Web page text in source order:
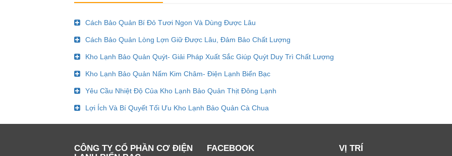
Cách Bảo Quản Bí Đỏ Tươi Ngon Và Dùng Được Lâu
Cách Bảo Quản Lòng Lợn Giữ Được Lâu, Đảm Bảo Chất Lượng
Kho Lạnh Bảo Quản Quýt- Giải Pháp Xuất Sắc Giúp Quýt Duy Trì Chất Lượng
Kho Lạnh Bảo Quản Nấm Kim Châm- Điện Lạnh Biển Bạc
Yêu Cầu Nhiệt Độ Của Kho Lạnh Bảo Quản Thịt Đông Lạnh
Lợi Ích Và Bí Quyết Tối Ưu Kho Lạnh Bảo Quản Cà Chua
CÔNG TY CỔ PHẦN CƠ ĐIỆN
FACEBOOK VỊ TRÍ